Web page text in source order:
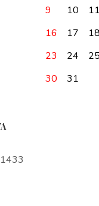
9
10 11
16
17 18
23
24 25
30
31